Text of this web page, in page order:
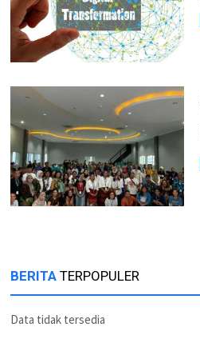
BERITA TERPOPULER
Data tidak tersedia